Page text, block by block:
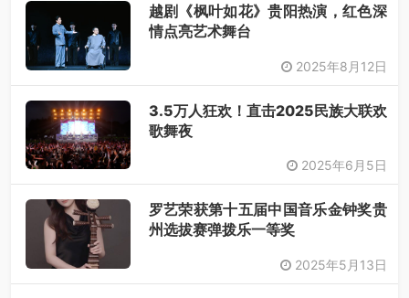
越剧《枫叶如花》贵阳热演，红色深
情点亮艺术舞台
2025年8月12日
3.5万人狂欢！直击2025民族大联欢
歌舞夜
2025年6月5日
罗艺荣获第十五届中国音乐金钟奖贵
州选拔赛弹拨乐一等奖​
2025年5月13日